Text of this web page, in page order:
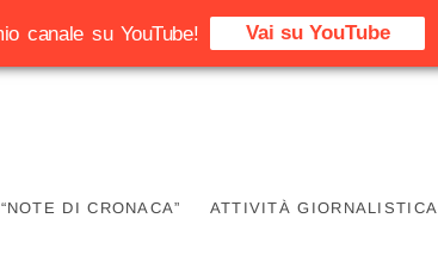
DI CRONACA” ATTIVITÀ GIORNALISTICA
canale su YouTube! Vai su YouTube